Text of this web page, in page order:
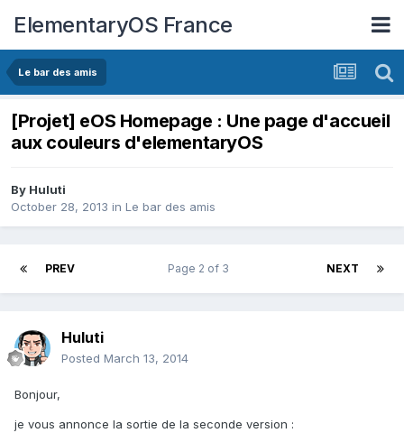
ElementaryOS France
Le bar des amis
[Projet] eOS Homepage : Une page d'accueil
aux couleurs d'elementaryOS
By Huluti
October 28, 2013 in Le bar des amis
PREV NEXT
Page 2 of 3
Huluti
Posted March 13, 2014
Bonjour,
je vous annonce la sortie de la seconde version :